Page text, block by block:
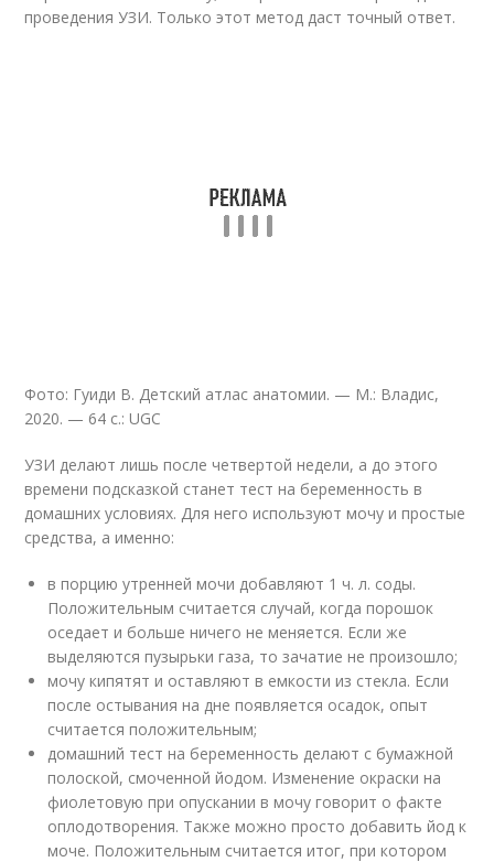
проведения УЗИ. Только этот метод даст точный ответ.
Фото: Гуиди В. Детский атлас анатомии. — М.: Владис,
2020. — 64 с.: UGC
УЗИ делают лишь после четвертой недели, а до этого
времени подсказкой станет тест на беременность в
домашних условиях. Для него используют мочу и простые
средства, а именно:
в порцию утренней мочи добавляют 1 ч. л. соды.
Положительным считается случай, когда порошок
оседает и больше ничего не меняется. Если же
выделяются пузырьки газа, то зачатие не произошло;
мочу кипятят и оставляют в емкости из стекла. Если
после остывания на дне появляется осадок, опыт
считается положительным;
домашний тест на беременность делают с бумажной
полоской, смоченной йодом. Изменение окраски на
фиолетовую при опускании в мочу говорит о факте
оплодотворения. Также можно просто добавить йод к
моче. Положительным считается итог, при котором